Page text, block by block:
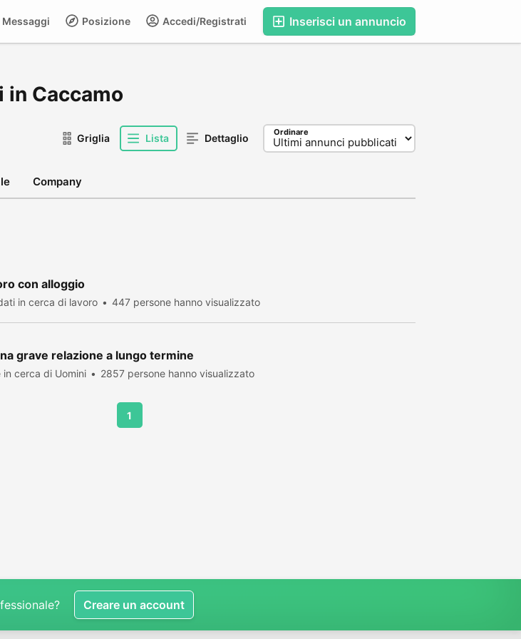
Inserisci un annuncio
Accedi/Registrati
Posizione
Messaggi
Caccamo
Griglia Lista Dettaglio Ordinare
Company
con alloggio
in cerca di lavoro 447 persone hanno visualizzato
grave relazione a lungo termine
in cerca di Uomini 2857 persone hanno visualizzato
1
Creare un account